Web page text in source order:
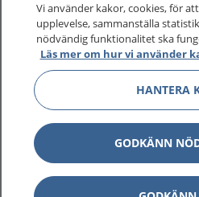
Behandling av personuppgifter
Hantering av kakor
Inställningar för kakor
1177 – en tjänst
Vi använder kakor, cookies, för
upplevelse, sammanställa
nödvändig funktionalitet ska
Läs mer om hur vi använder
HANTERA
GODKÄNN